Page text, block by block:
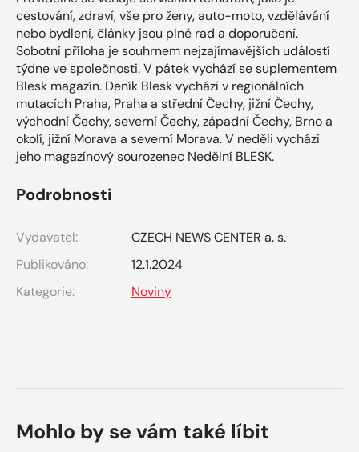
cestování, zdraví, vše pro ženy, auto-moto, vzdělávání
nebo bydlení, články jsou plné rad a doporučení.
Sobotní příloha je souhrnem nejzajímavějších událostí
týdne ve společnosti. V pátek vychází se suplementem
Blesk magazín. Deník Blesk vychází v regionálních
mutacích Praha, Praha a střední Čechy, jižní Čechy,
východní Čechy, severní Čechy, západní Čechy, Brno a
okolí, jižní Morava a severní Morava. V neděli vychází
jeho magazínový sourozenec Nedělní BLESK.
Podrobnosti
Vydavatel:
CZECH NEWS CENTER a. s.
Publikováno:
12.1.2024
Kategorie:
Noviny
Mohlo by se vám také líbit